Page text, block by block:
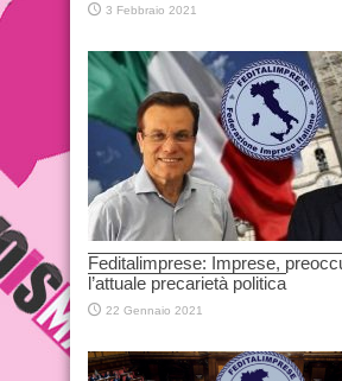
3 Febbraio 2021
Feditalimprese: Imprese,
l’attuale precarietà politica
22 Gennaio 2021